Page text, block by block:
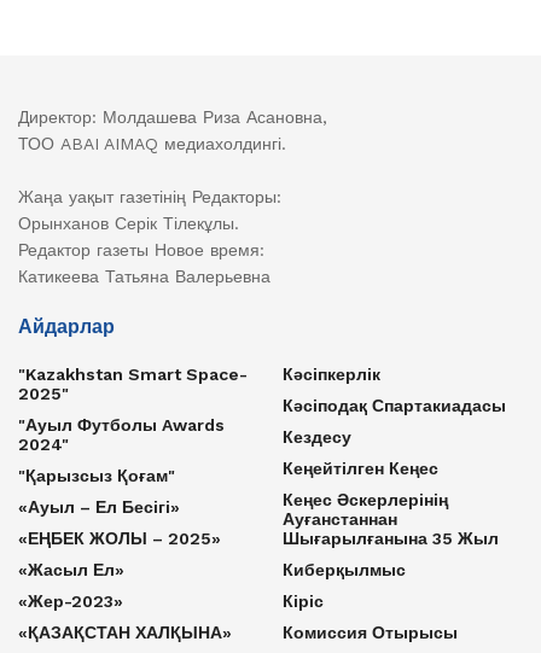
Директор: Молдашева Риза Асановна,
ТОО ABAI AIMAQ медиахолдингі.
Жаңа уақыт газетінің Редакторы:
Орынханов Серік Тілекұлы.
Редактор газеты Новое время:
Катикеева Татьяна Валерьевна
Айдарлар
"Kazakhstan Smart Space-
2025"
"Ауыл Футболы Awards
2024"
"Қарызсыз Қоғам"
«Ауыл – Ел Бесігі»
«ЕҢБЕК ЖОЛЫ – 2025»
«Жасыл Ел»
«Жер-2023»
«ҚАЗАҚСТАН ХАЛҚЫНА»
Кәсіпкерлік
Кәсіподақ Спартакиадасы
Кездесу
Кеңейтілген Кеңес
Кеңес Әскерлерінің
Ауғанстаннан
Шығарылғанына 35 Жыл
Киберқылмыс
Кіріс
Комиссия Отырысы